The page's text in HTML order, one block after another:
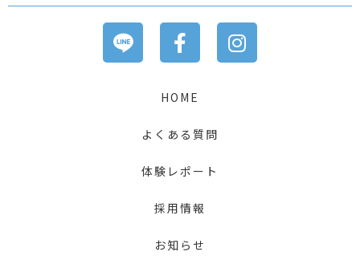
HOME
よくある質問
体験レポート
採用情報
お知らせ